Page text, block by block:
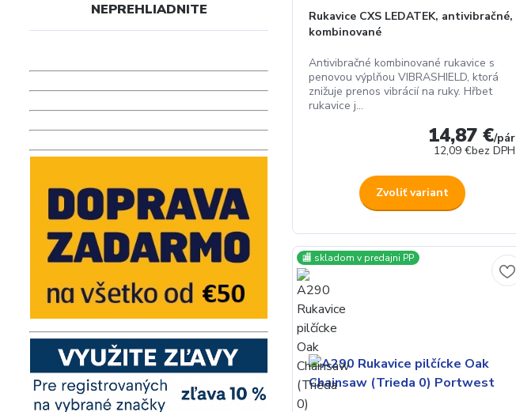
Rukavice CXS LEDATEK, antivibračné,
kombinované
Antivibračné kombinované rukavice s
penovou výplňou VIBRASHIELD, ktorá
znižuje prenos vibrácií na ruky. Hřbet
rukavice j...
14,87 €/pár
12,09 €bez DPH
Zvoliť variant
🏬 skladom v predajni PP
NEPREHLIADNITE